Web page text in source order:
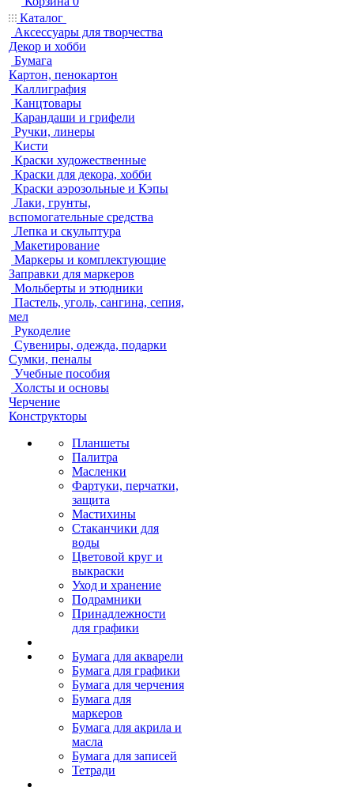
Каталог
Аксессуары для творчества
Декор и хобби
Бумага
Картон, пенокартон
Каллиграфия
Канцтовары
Карандаши и грифели
Ручки, линеры
Кисти
Краски художественные
Краски для декора, хобби
Краски аэрозольные и Кэпы
Лаки, грунты,
вспомогательные средства
Лепка и скульптура
Макетирование
Маркеры и комплектующие
Заправки для маркеров
Мольберты и этюдники
Пастель, уголь, сангина, сепия,
мел
Рукоделие
Сувениры, одежда, подарки
Сумки, пеналы
Учебные пособия
Холсты и основы
Черчение
Конструкторы
Планшеты
Палитра
Масленки
Фартуки, перчатки,
защита
Мастихины
Стаканчики для
воды
Цветовой круг и
выкраски
Уход и хранение
Подрамники
Принадлежности
для графики
Бумага для акварели
Бумага для графики
Бумага для черчения
Бумага для
маркеров
Бумага для акрила и
масла
Бумага для записей
Тетради